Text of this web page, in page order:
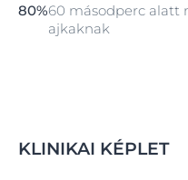
80%60 másodperc alatt
ajkaknak
KLINIKAI KÉPLET